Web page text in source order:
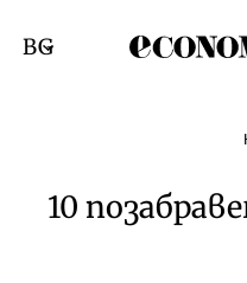
Смяна на език
10